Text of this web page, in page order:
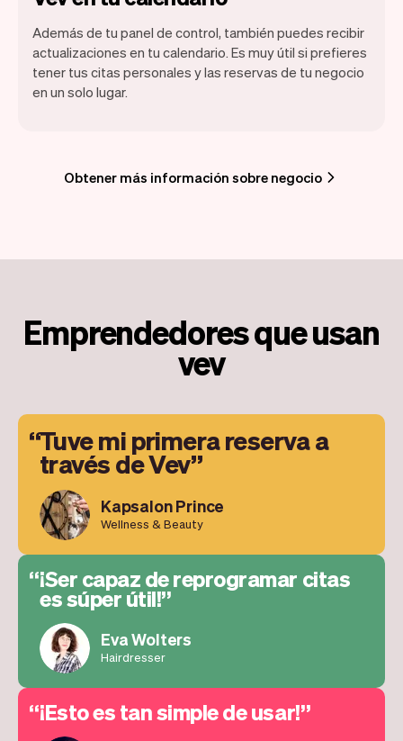
Además de tu panel de control, también puedes recibir
actualizaciones en tu calendario. Es muy útil si prefieres
tener tus citas personales y las reservas de tu negocio
en un solo lugar.
Obtener más información sobre negocio
Emprendedores que usan
vev
Tuve mi primera reserva a
través de Vev
Kapsalon Prince
Wellness & Beauty
¡Ser capaz de reprogramar citas
es súper útil!
Eva Wolters
Hairdresser
¡Esto es tan simple de usar!